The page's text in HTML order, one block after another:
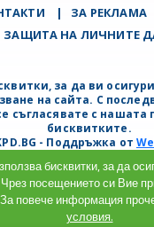
| ЗА РЕКЛАМА
ЗАЩИТА НА ЛИЧНИТЕ
за да ви
на сайта. С
съгласявате с нашата
бисквитките.
- Поддръжка от
бисквитки, за да
посещението си Вие
За повече информация
условия.